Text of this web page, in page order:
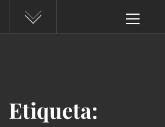
principal
Etiqueta: